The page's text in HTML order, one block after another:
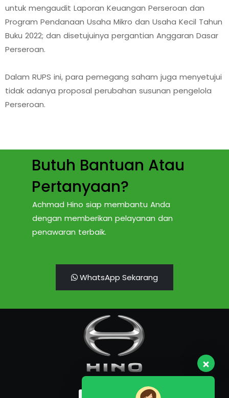
untuk mengaudit Laporan Keuangan Perseroan dan
Program Pendanaan Usaha Mikro dan Usaha Kecil Tahun
Buku 2022; dan disetujuinya pergantian Anggaran Dasar
Perseroan.
Dalam RUPS ini, para pemegang saham juga menyetujui
tidak adanya proposal perubahan susunan pengelola
Perseroan.
Butuh Bantuan Atau
Pertanyaan?
Achmad Hino siap membantu Anda
dengan memberikan pelayanan dan
penawaran terbaik.
WhatsApp Sekarang